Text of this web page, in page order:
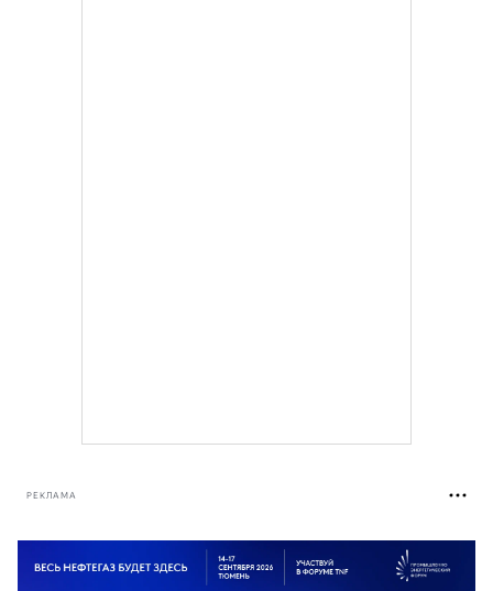
РЕКЛАМА